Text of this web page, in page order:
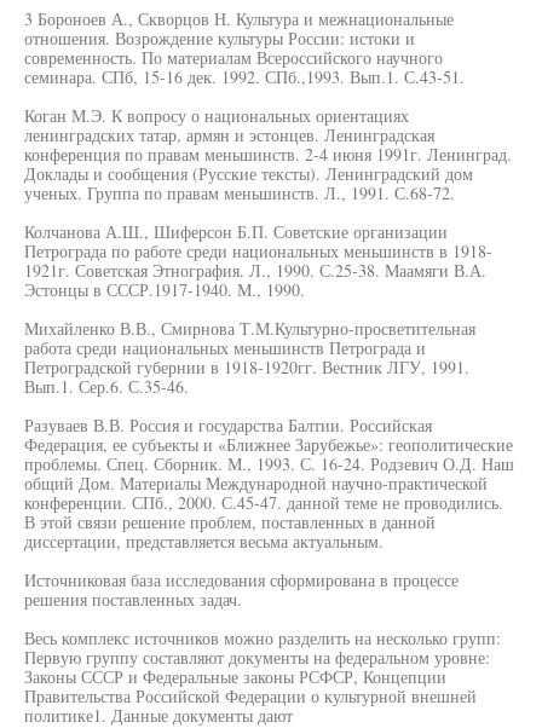
3 Бороноев А., Скворцов Н. Культура и межнациональные
отношения. Возрождение культуры России: истоки и
современность. По материалам Всероссийского научного
семинара. СПб, 15-16 дек. 1992. СПб.,1993. Вып.1. С.43-51.
Коган М.Э. К вопросу о национальных ориентациях
ленинградских татар, армян и эстонцев. Ленинградская
конференция по правам меньшинств. 2-4 июня 1991г. Ленинград.
Доклады и сообщения (Русские тексты). Ленинградский дом
ученых. Группа по правам меньшинств. Л., 1991. С.68-72.
Колчанова А.Ш., Шиферсон Б.П. Советские организации
Петрограда по работе среди национальных меньшинств в 1918-
1921г. Советская Этнография. Л., 1990. С.25-38. Маамяги В.А.
Эстонцы в СССР.1917-1940. М., 1990.
Михайленко В.В., Смирнова Т.М.Культурно-просветительная
работа среди национальных меньшинств Петрограда и
Петроградской губернии в 1918-1920гг. Вестник ЛГУ, 1991.
Вып.1. Сер.6. С.35-46.
Разуваев В.В. Россия и государства Балтии. Российская
Федерация, ее субъекты и «Ближнее Зарубежье»: геополитические
проблемы. Спец. Сборник. М., 1993. С. 16-24. Родзевич О.Д. Наш
общий Дом. Материалы Международной научно-практической
конференции. СПб., 2000. С.45-47. данной теме не проводились.
В этой связи решение проблем, поставленных в данной
диссертации, представляется весьма актуальным.
Источниковая база исследования сформирована в процессе
решения поставленных задач.
Весь комплекс источников можно разделить на несколько групп:
Первую группу составляют документы на федеральном уровне:
Законы СССР и Федеральные законы РСФСР, Концепции
Правительства Российской Федерации о культурной внешней
политике1. Данные документы дают